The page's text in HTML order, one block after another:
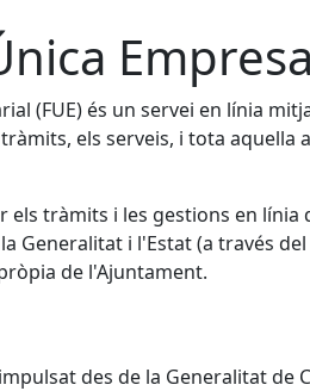
(FUE) és un servei en línia
els serveis, i tota
els tràmits i les gestions en
Generalitat i l'Estat (a través
de l'Ajuntament.
des de la Generalitat de